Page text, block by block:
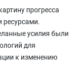
прогресса
ресурсами.
усилия были
для
к изменению